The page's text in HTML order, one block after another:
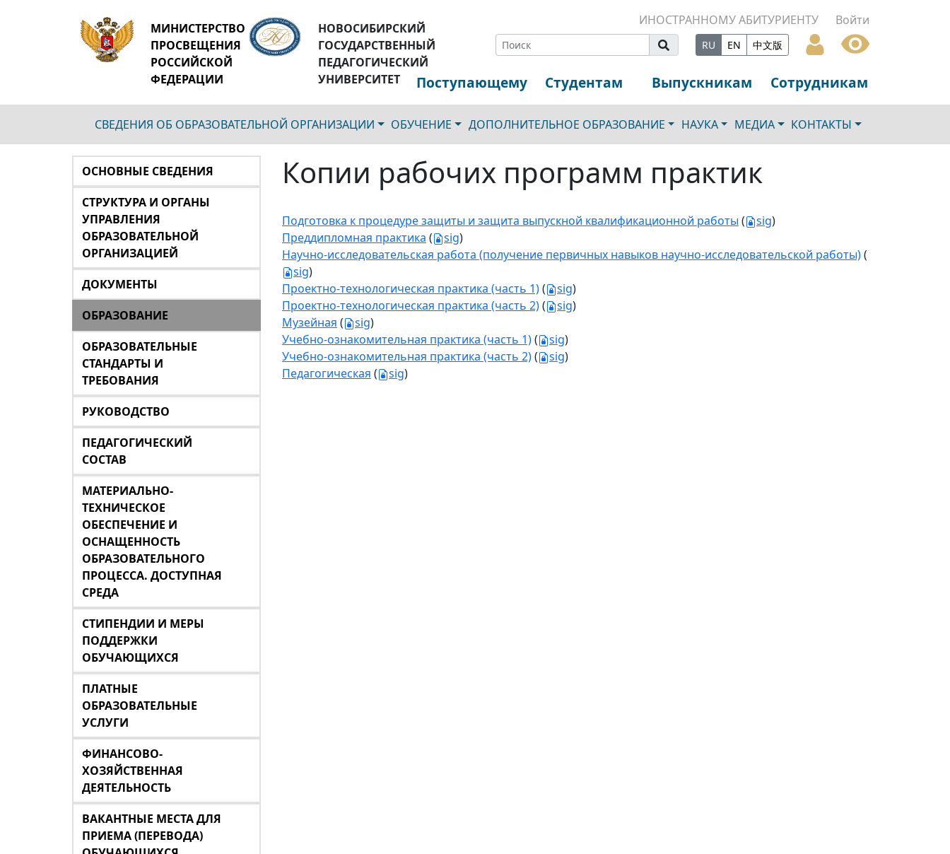
МИНИСТЕРСТВО
ПРОСВЕЩЕНИЯ
РОССИЙСКОЙ
ФЕДЕРАЦИИ
НОВОСИБИРСКИЙ
ГОСУДАРСТВЕННЫЙ
ПЕДАГОГИЧЕСКИЙ
УНИВЕРСИТЕТ
ИНОСТРАННОМУ АБИТУРИЕНТУ Войти
RU EN 中文版
Поступающему Студентам Выпускникам Сотрудникам
СВЕДЕНИЯ ОБ ОБРАЗОВАТЕЛЬНОЙ ОРГАНИЗАЦИИ ОБУЧЕНИЕ ДОПОЛНИТЕЛЬНОЕ ОБРАЗОВАНИЕ НАУКА МЕДИА КОНТАКТЫ
ОСНОВНЫЕ СВЕДЕНИЯ
СТРУКТУРА И ОРГАНЫ
УПРАВЛЕНИЯ
ОБРАЗОВАТЕЛЬНОЙ
ОРГАНИЗАЦИЕЙ
ДОКУМЕНТЫ
ОБРАЗОВАНИЕ
ОБРАЗОВАТЕЛЬНЫЕ
СТАНДАРТЫ И
ТРЕБОВАНИЯ
РУКОВОДСТВО
ПЕДАГОГИЧЕСКИЙ
СОСТАВ
МАТЕРИАЛЬНО-
ТЕХНИЧЕСКОЕ
ОБЕСПЕЧЕНИЕ И
ОСНАЩЕННОСТЬ
ОБРАЗОВАТЕЛЬНОГО
ПРОЦЕССА. ДОСТУПНАЯ
СРЕДА
СТИПЕНДИИ И МЕРЫ
ПОДДЕРЖКИ
ОБУЧАЮЩИХСЯ
ПЛАТНЫЕ
ОБРАЗОВАТЕЛЬНЫЕ
УСЛУГИ
ФИНАНСОВО-
ХОЗЯЙСТВЕННАЯ
ДЕЯТЕЛЬНОСТЬ
ВАКАНТНЫЕ МЕСТА ДЛЯ
ПРИЕМА (ПЕРЕВОДА)
Копии рабочих программ практик
Подготовка к процедуре защиты и защита выпускной квалификационной работы ( sig)
Преддипломная практика ( sig)
Научно-исследовательская работа (получение первичных навыков научно-исследовательской работы)(
sig)
Проектно-технологическая практика (часть 1)( sig)
Проектно-технологическая практика (часть 2)( sig)
Музейная ( sig)
Учебно-ознакомительная практика (часть 1)( sig)
Учебно-ознакомительная практика (часть 2)( sig)
Педагогическая ( sig)